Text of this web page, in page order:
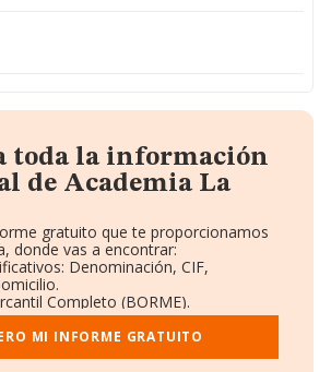
toda la información
de Academia La
gratuito que te proporcionamos
donde vas a encontrar:
Denominación, CIF,
Completo (BORME).
Ventas y Empleados.
Administración y Administradores.
MI INFORME GRATUITO